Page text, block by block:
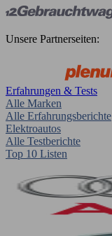
Unsere Partnerseiten:
Erfahrungen & Tests
Alle Marken
Alle Erfahrungsberichte
Elektroautos
Alle Testberichte
Top 10 Listen